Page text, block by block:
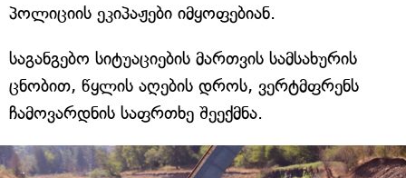
პოლიციის ეკიპაჟები იმყოფებიან.
საგანგებო სიტუაციების მართვის სამსახურის
ცნობით, წყლის აღების დროს, ვერტმფრენს
ჩამოვარდნის საფრთხე შეექმნა.